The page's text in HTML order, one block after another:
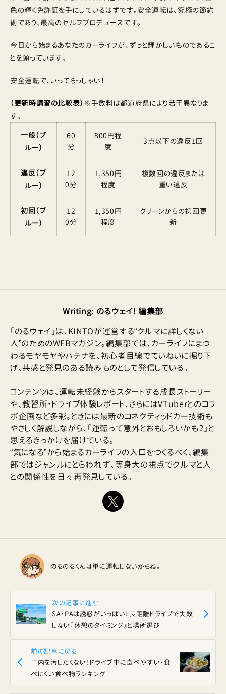
色の輝く免許証を手にしているはずです。安全運転は、究極の節約
術であり、最高のセルフプロデュースです。
今日から始まるあなたのカーライフが、ずっと輝かしいものであるこ
とを願っています。
安全運転で、いってらっしゃい！
（更新時講習の比較表） ※手数料は都道府県により若干異なりま
す。
一般（ブ
ルー）
60
分
800円程
度
3点以下の違反1回
違反（ブ
ルー）
12
0分
1,350円
程度
複数回の違反または
重い違反
初回（ブ
ルー）
12
0分
1,350円
程度
グリーンからの初回更
新
Writing: のるウェイ! 編集部
「のるウェイ」は、KINTOが運営する“クルマに詳しくない
人”のためのWEBマガジン。編集部では、カーライフにまつ
わるモヤモヤやハテナを、初心者目線でていねいに掘り下
げ、共感と発見のある読みものとして発信している。
コンテンツは、運転未経験からスタートする成長ストーリー
や、教習所・ドライブ体験レポート、さらにはVTuberとのコラ
ボ企画など多彩。ときには最新のコネクティッドカー技術も
やさしく解説しながら、「運転って意外とおもしろいかも？」と
思えるきっかけを届けている。
“気になる”から始まるカーライフの入口をつくるべく、編集
部ではジャンルにとらわれず、等身大の視点でクルマと人
との関係性を日々再発見している。
のるのるくんは単に運転しないからね。
前の記事に戻る
車内を汚したくない！ドライブ中に食べやすい・食
べにくい食べ物ランキング
次の記事に進む
SA・PAは誘惑がいっぱい！長距離ドライブで失敗
しない『休憩のタイミング』と場所選び